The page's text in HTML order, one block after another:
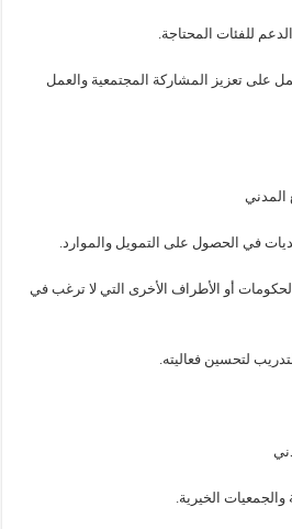
للفئات المحتاجة.
على تعزيز المشاركة المجتمعية والعمل
المدني
في الحصول على التمويل والموارد.
أو الأطراف الأخرى التي لا ترغب في
لتحسين فعاليته.
الخيرية.